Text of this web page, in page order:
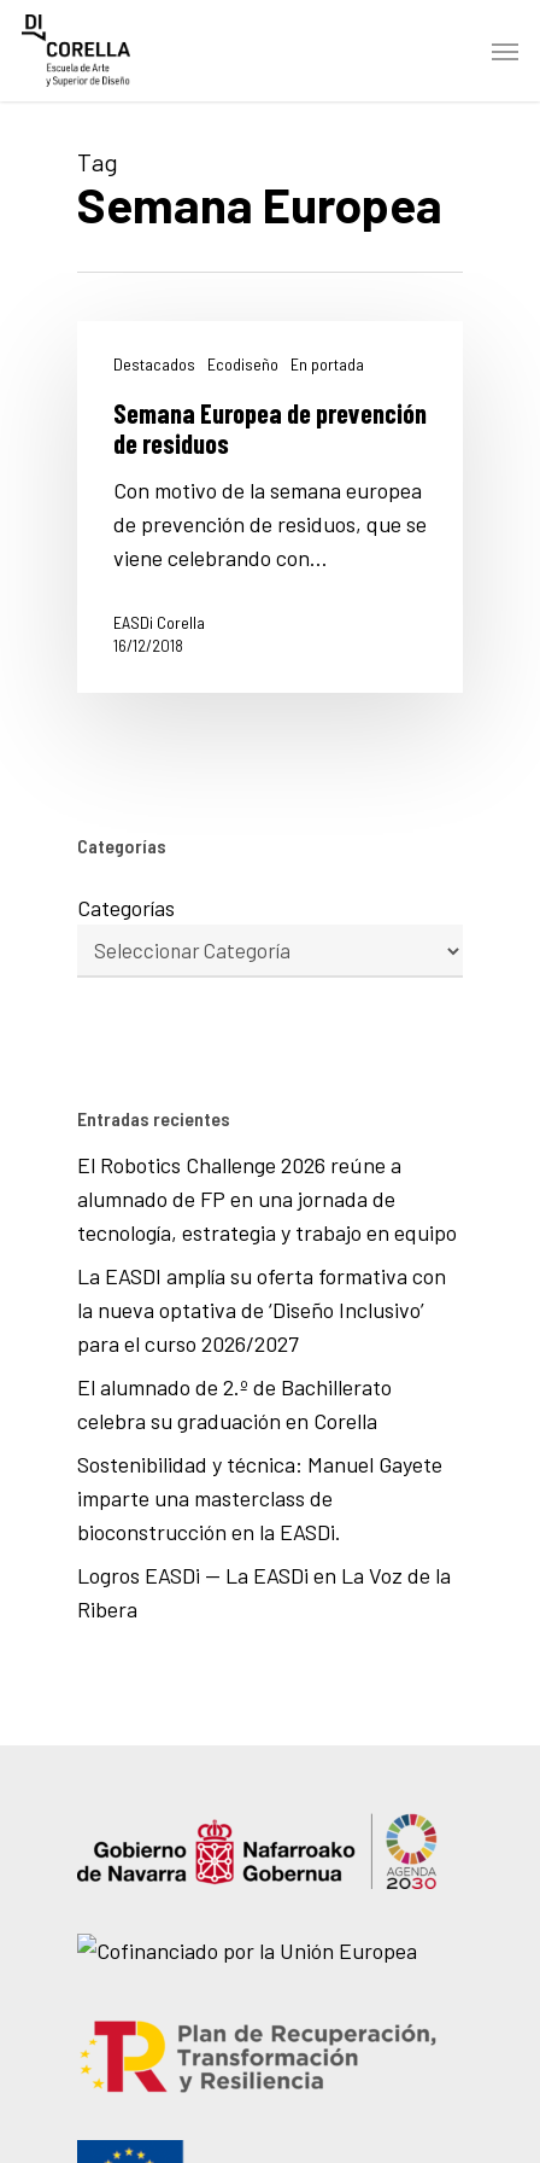
Skip
Menu
Tag
Semana Europea
Destacados Ecodiseño En portada
Semana Europea de prevención
de residuos
Con motivo de la semana europea
de prevención de residuos, que se
viene celebrando con…
EASDi Corella
16/12/2018
Categorías
Categorías
Entradas recientes
El Robotics Challenge 2026 reúne a
alumnado de FP en una jornada de
tecnología, estrategia y trabajo en equipo
La EASDI amplía su oferta formativa con
la nueva optativa de ‘Diseño Inclusivo’
para el curso 2026/2027
El alumnado de 2.º de Bachillerato
celebra su graduación en Corella
Sostenibilidad y técnica: Manuel Gayete
imparte una masterclass de
bioconstrucción en la EASDi.
Logros EASDi — La EASDi en La Voz de la
Ribera